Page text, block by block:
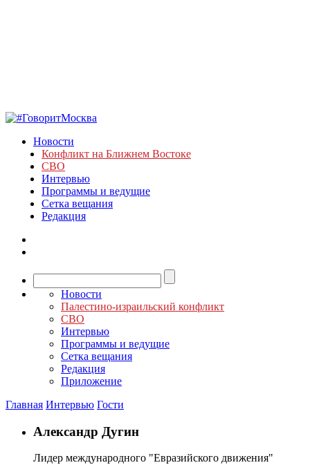
Новости
Конфликт на Ближнем Востоке
СВО
Интервью
Программы и ведущие
Сетка вещания
Редакция
Новости
Палестино-израильский конфликт
СВО
Интервью
Программы и ведущие
Сетка вещания
Редакция
Приложение
Главная Интервью Гости
Александр Дугин
Лидер международного "Евразийского движения"